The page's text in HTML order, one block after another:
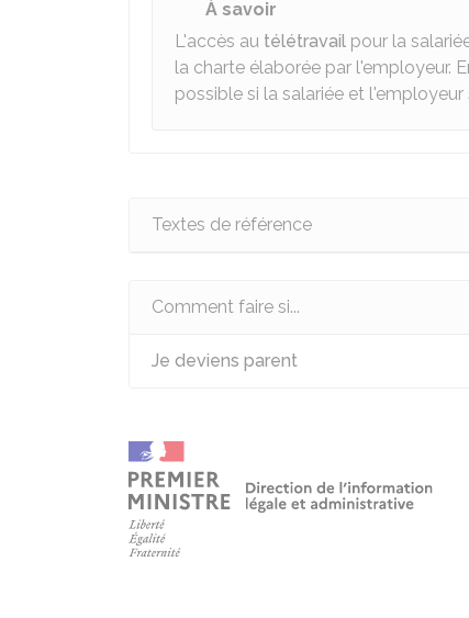
À savoir
L'accès au télétravail pour la
la charte élaborée par l'employeur.
possible si la salariée et
Textes de référence
Comment faire si...
Je deviens parent